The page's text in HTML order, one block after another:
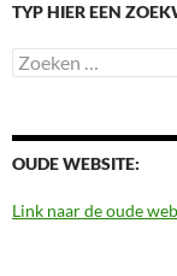
TYP HIER EEN
Zoeken
naar:
OUDE WEBSITE:
Link naar de oude